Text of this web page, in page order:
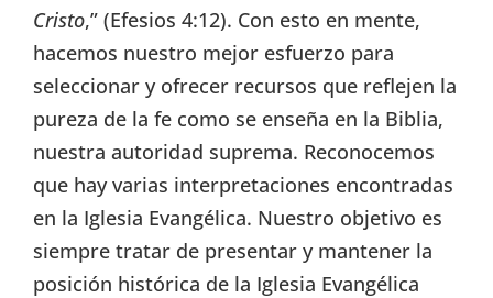
Cristo,” (Efesios 4:12). Con esto en mente,
hacemos nuestro mejor esfuerzo para
seleccionar y ofrecer recursos que reflejen la
pureza de la fe como se enseña en la Biblia,
nuestra autoridad suprema. Reconocemos
que hay varias interpretaciones encontradas
en la Iglesia Evangélica. Nuestro objetivo es
siempre tratar de presentar y mantener la
posición histórica de la Iglesia Evangélica